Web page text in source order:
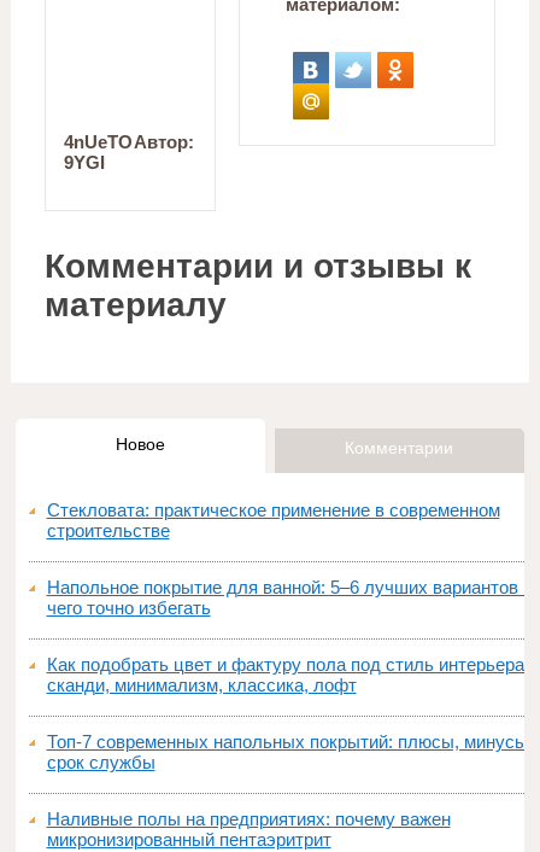
Автор:
4nUeTO
9YGI
материалом:
Комментарии и отзывы к
материалу
Новое Комментарии
Стекловата: практическое применение в современном
строительстве
Напольное покрытие для ванной: 5–6 лучших вариантов и
чего точно избегать
Как подобрать цвет и фактуру пола под стиль интерьера:
сканди, минимализм, классика, лофт
Топ‑7 современных напольных покрытий: плюсы, минусы,
срок службы
Наливные полы на предприятиях: почему важен
микронизированный пентаэритрит